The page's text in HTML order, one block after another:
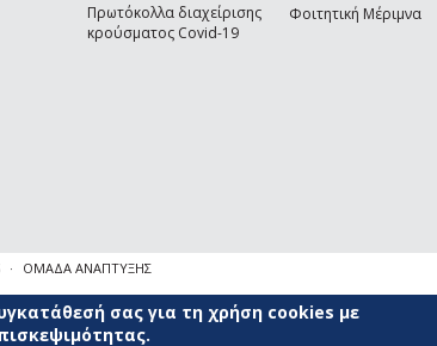
Πρωτόκολλα διαχείρισης
κρούσματος Covid-19
Φοιτητική Μέριμνα
ΟΜΑΔΑ ΑΝΑΠΤΥΞΗΣ
σας για τη χρήση cookies με